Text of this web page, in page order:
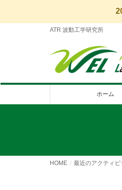
ATR 波動工学研究所
ホーム
HOME 最近のアクティビ